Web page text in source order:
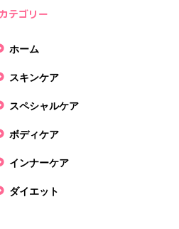
カテゴリー
ホーム
スキンケア
スペシャルケア
ボディケア
インナーケア
ダイエット